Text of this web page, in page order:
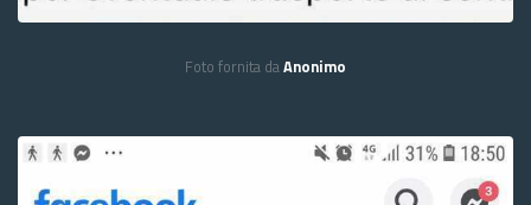
Foto fornita daAnonimo